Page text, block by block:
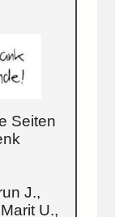
Seiten
J.,
U.,